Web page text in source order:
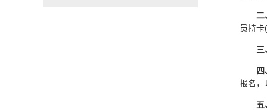
二
员持
三
报名，
五